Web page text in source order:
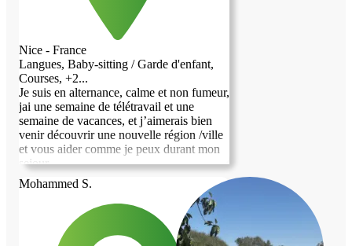
Nice - France
Langues, Baby-sitting / Garde d'enfant,
Courses, +2...
Je suis en alternance, calme et non fumeur,
jai une semaine de télétravail et une
semaine de vacances, et j’aimerais bien
venir découvrir une nouvelle région /ville
et vous aider comme je peux durant mon
sejour.
Mohammed S.